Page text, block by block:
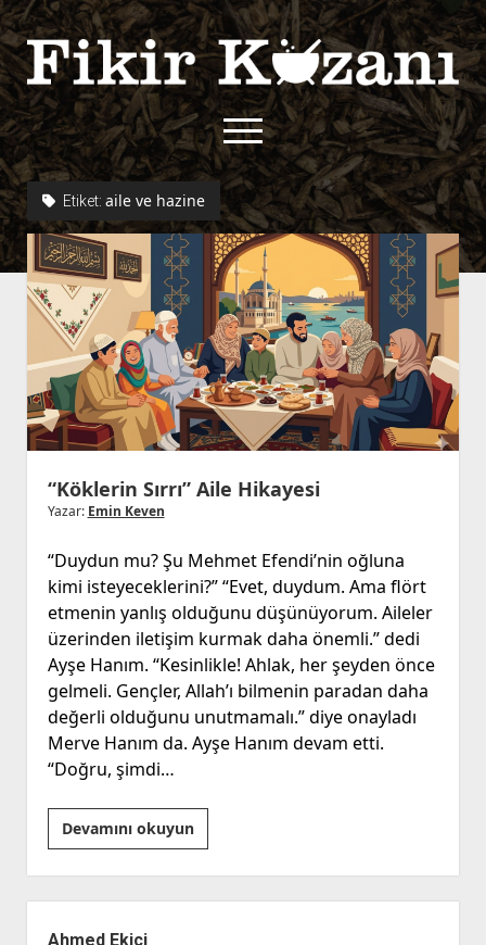
Fikir
Kazanı
menüyü
aç
twitterfacebook
rss
Hakkımızda
açılır
menüyü
aç
Kullanım Koşulları
Gizlilik Politikası
Çerez Politikası
İletişim
Kurallar
Başvuru
Etiket: aile ve hazine
“Köklerin Sırrı” Aile Hikayesi
Yazar: Emin Keven
“Duydun mu? Şu Mehmet Efendi’nin oğluna
kimi isteyeceklerini?” “Evet, duydum. Ama flört
etmenin yanlış olduğunu düşünüyorum. Aileler
üzerinden iletişim kurmak daha önemli.” dedi
Ayşe Hanım. “Kesinlikle! Ahlak, her şeyden önce
gelmeli. Gençler, Allah’ı bilmenin paradan daha
değerli olduğunu unutmamalı.” diye onayladı
Merve Hanım da. Ayşe Hanım devam etti.
“Doğru, şimdi…
Devamını okuyun“Köklerin
Sırrı”
Aile
Hikayesi
Menü
Ahmed Ekici